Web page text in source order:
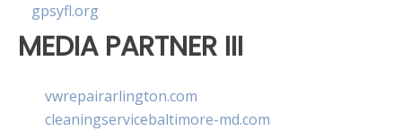
gpsyfl.org
MEDIA PARTNER III
vwrepairarlington.com
cleaningservicebaltimore-md.com